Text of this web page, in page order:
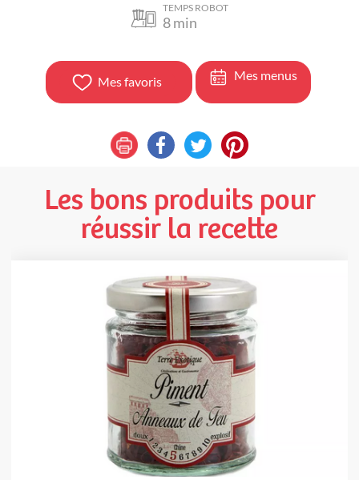
TEMPS ROBOT
8min
Mes favoris Mes menus
Les bons produits pour
réussir la recette